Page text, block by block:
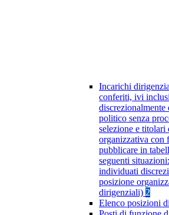
Incarichi
conferiti, ivi
politico senza
selezione e titolari
organizzativa con
pubblicare in
seguenti
individuati
posizione
dirigenziali) 2
Elenco posizioni